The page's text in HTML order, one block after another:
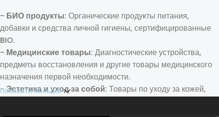
- БИО продукты: Органические продукты питания,
добавки и средства личной гигиены, сертифицированные
BIO.
- Медицинские товары: Диагностические устройства,
предметы восстановления и другие товары медицинского
назначения первой необходимости.
-Эстетика и уход за собой: Товары по уходу за кожей,
показать больше